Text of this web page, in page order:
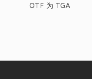
OTF 为 TGA